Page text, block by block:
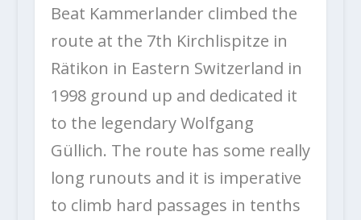
Beat Kammerlander climbed the
route at the 7th Kirchlispitze in
Rätikon in Eastern Switzerland in
1998 ground up and dedicated it
to the legendary Wolfgang
Güllich. The route has some really
long runouts and it is imperative
to climb hard passages in tenths